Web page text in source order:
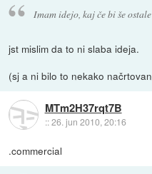
Imam idejo, kaj če bi še
jst mislim da to ni slaba ideja.
(sj a ni bilo to nekako
MTm2H37rqt7B
::26. jun 2010, 20:16
.commercial